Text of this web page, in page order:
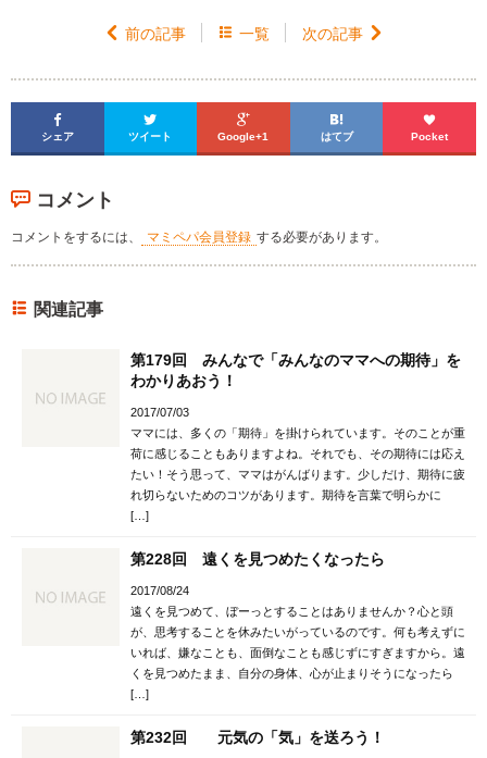
 前の記事  一覧 次の記事 

シェア

ツイート

Google+1

はてブ

Pocket
コメント
コメントをするには、 マミペパ会員登録 する必要があります。
関連記事
第179回 みんなで「みんなのママへの期待」を
わかりあおう！
2017/07/03
ママには、多くの「期待」を掛けられています。そのことが重
荷に感じることもありますよね。それでも、その期待には応え
たい！そう思って、ママはがんばります。少しだけ、期待に疲
れ切らないためのコツがあります。期待を言葉で明らかに
[…]
第228回 遠くを見つめたくなったら
2017/08/24
遠くを見つめて、ぼーっとすることはありませんか？心と頭
が、思考することを休みたいがっているのです。何も考えずに
いれば、嫌なことも、面倒なことも感じずにすぎますから。遠
くを見つめたまま、自分の身体、心が止まりそうになったら
[…]
第232回 元気の「気」を送ろう！